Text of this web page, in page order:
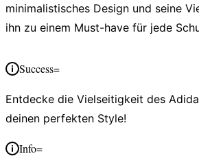
minimalistisches Design und seine
ihn zu einem Must-have für jede
Success=
Entdecke die Vielseitigkeit des
deinen perfekten Style!
Info=